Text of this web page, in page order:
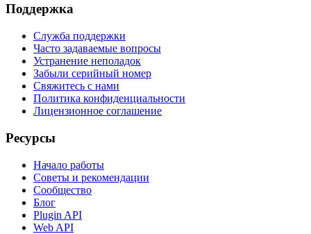
Поддержка
Служба поддержки
Часто задаваемые вопросы
Устранение неполадок
Забыли серийный номер
Свяжитесь с нами
Политика конфиденциальности
Лицензионное соглашение
Ресурсы
Начало работы
Советы и рекомендации
Сообщество
Блог
Plugin API
Web API